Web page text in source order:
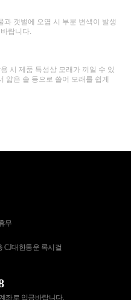
과 갯벌에 오염 시 부분 변색이 발생
랍니다.
시 제품 특성상 모래가 끼일 수 있
얇은 솔 등으로 쓸어 모래를 쉽게
무
CJ대한통운 록시걸
좌로 입금바랍니다.